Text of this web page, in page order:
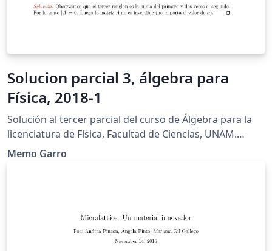
Solucion parcial 3, álgebra para
Física, 2018-1
Solución al tercer parcial del curso de Álgebra para la
licenciatura de Física, Facultad de Ciencias, UNAM.
Semestre 2018-1
Memo Garro